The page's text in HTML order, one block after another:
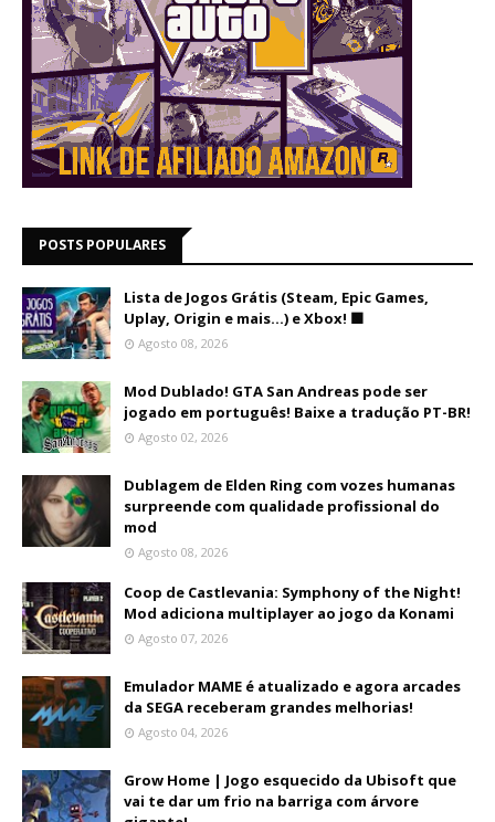
POSTS POPULARES
Lista de Jogos Grátis (Steam, Epic Games,
Uplay, Origin e mais...) e Xbox! 🟩
Agosto 08, 2026
Mod Dublado! GTA San Andreas pode ser
jogado em português! Baixe a tradução PT-BR!
Agosto 02, 2026
Dublagem de Elden Ring com vozes humanas
surpreende com qualidade profissional do
mod
Agosto 08, 2026
Coop de Castlevania: Symphony of the Night!
Mod adiciona multiplayer ao jogo da Konami
Agosto 07, 2026
Emulador MAME é atualizado e agora arcades
da SEGA receberam grandes melhorias!
Agosto 04, 2026
Grow Home | Jogo esquecido da Ubisoft que
vai te dar um frio na barriga com árvore